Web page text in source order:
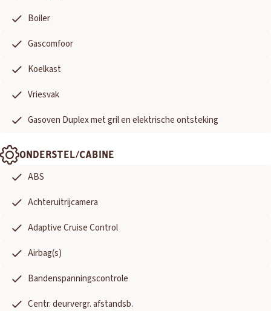
Boiler
Gascomfoor
Koelkast
Vriesvak
Gasoven Duplex met gril en elektrische ontsteking
ONDERSTEL/CABINE
ABS
Achteruitrijcamera
Adaptive Cruise Control
Airbag(s)
Bandenspanningscontrole
Centr. deurvergr. afstandsb.